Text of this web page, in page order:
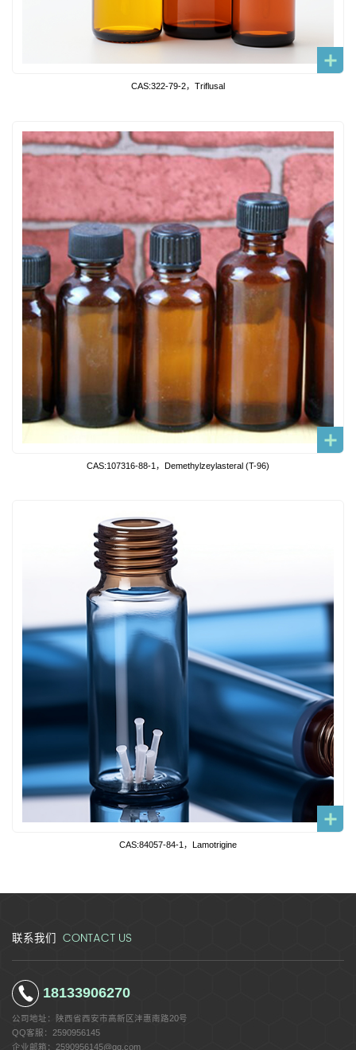
CAS:322-79-2，Triflusal
CAS:107316-88-1，Demethylzeylasteral (T-96)
CAS:84057-84-1，Lamotrigine
联系我们 CONTACT US
18133906270
公司地址：
陕西省西安市高新区沣惠南路20号
QQ客服： 2590956145
企业邮箱： 2590956145@qq.com